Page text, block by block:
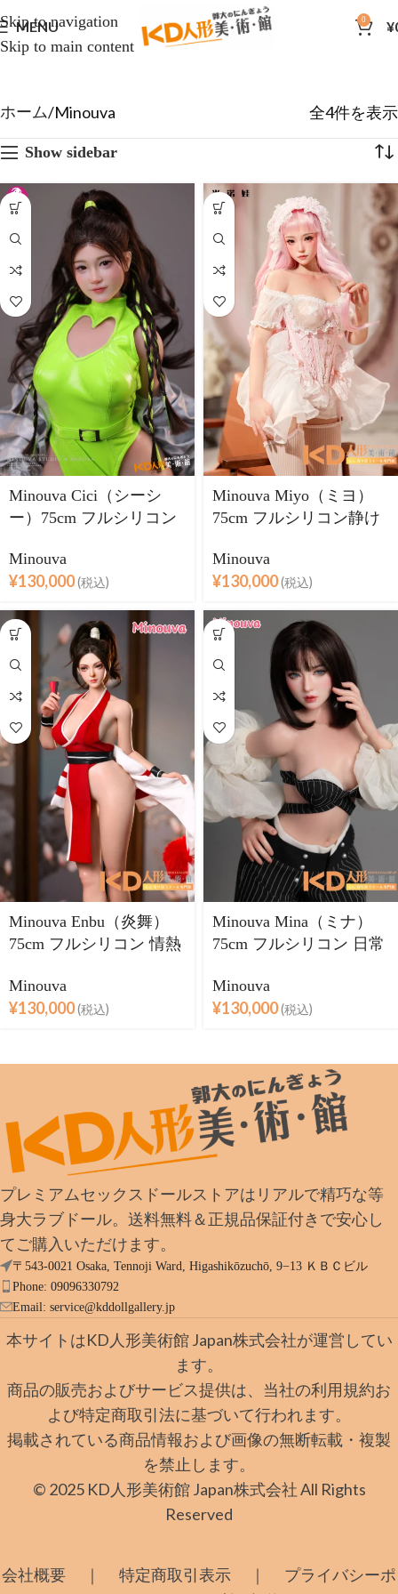
Skip to navigation
Skip to main content
MENU 0 ¥
ホーム Minouva 全4件を表示
Show sidebar
Minouva Cici（シーシ
ー）75cm フルシリコン
Minouva
¥130,000(税込)
Minouva Miyo（ミヨ）
75cm フルシリコン静け
モデル
Minouva
¥130,000(税込)
Minouva Enbu（炎舞）
75cm フルシリコン 情熱
ル
Minouva
¥130,000(税込)
Minouva Mina（ミナ）
75cm フルシリコン 日常
ズドール
Minouva
¥130,000(税込)
プレミアムセックスドールストアはリアルで精巧な等
身大ラブドール。送料無料＆正規品保証付きで安心し
てご購入いただけます。
〒543-0021 Osaka, Tennoji Ward, Higashikōzuchō, 9−13 ＫＢＣビル
Phone: 09096330792
Email: service@kddollgallery.jp
本サイトはKD人形美術館 Japan株式会社が運営してい
ます。
商品の販売およびサービス提供は、当社の利用規約お
よび特定商取引法に基づいて行われます。
掲載されている商品情報および画像の無断転載・複製
を禁止します。
© 2025 KD人形美術館 Japan株式会社 All Rights
Reserved
会社概要 ｜ 特定商取引表示 ｜ プライバシーポ